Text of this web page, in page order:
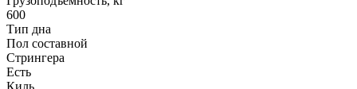
600
Тип дна
Пол составной
Стрингера
Есть
Киль